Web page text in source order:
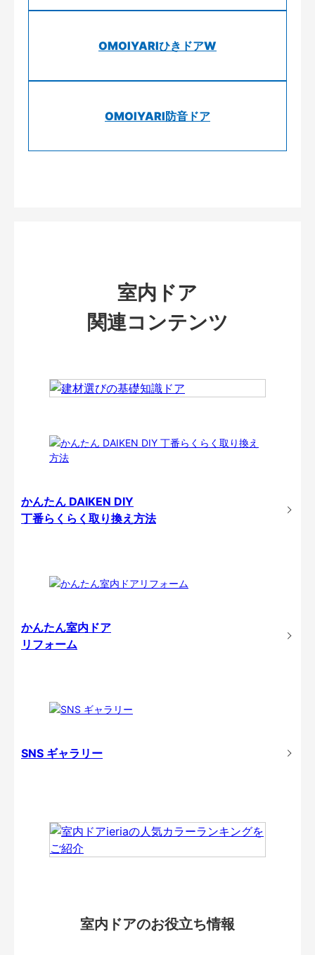
OMOIYARIひきドアW
OMOIYARI防音ドア
室内ドア
関連コンテンツ
かんたん DAIKEN DIY
丁番らくらく取り換え方法
かんたん室内ドア
リフォーム
SNS ギャラリー
室内ドアのお役立ち情報